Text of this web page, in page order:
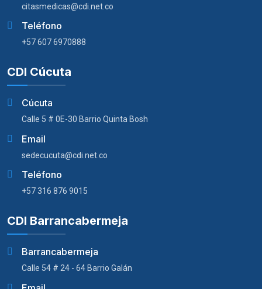
citasmedicas@cdi.net.co
Teléfono
+57 607 6970888
CDI Cúcuta
Cúcuta
Calle 5 # 0E-30 Barrio Quinta Bosh
Email
sedecucuta@cdi.net.co
Teléfono
+57 316 876 9015
CDI Barrancabermeja
Barrancabermeja
Calle 54 # 24 - 64 Barrio Galán